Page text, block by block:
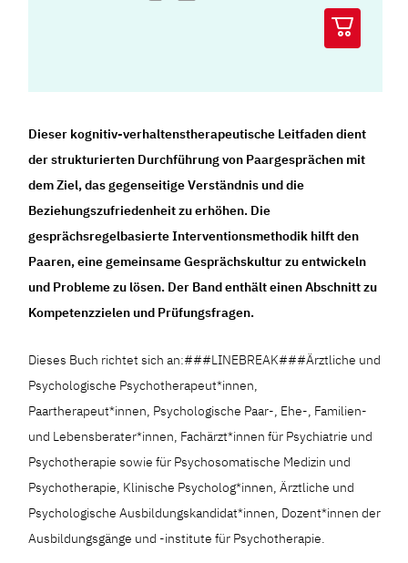
Dieser kognitiv-verhaltenstherapeutische Leitfaden dient
der strukturierten Durchführung von Paargesprächen mit
dem Ziel, das gegenseitige Verständnis und die
Beziehungszufriedenheit zu erhöhen. Die
gesprächsregelbasierte Interventionsmethodik hilft den
Paaren, eine gemeinsame Gesprächskultur zu entwickeln
und Probleme zu lösen. Der Band enthält einen Abschnitt zu
Kompetenzzielen und Prüfungsfragen.
Dieses Buch richtet sich an:###LINEBREAK###Ärztliche und
Psychologische Psychotherapeut*innen,
Paartherapeut*innen, Psychologische Paar-, Ehe-, Familien-
und Lebensberater*innen, Fachärzt*innen für Psychiatrie und
Psychotherapie sowie für Psychosomatische Medizin und
Psychotherapie, Klinische Psycholog*innen, Ärztliche und
Psychologische Ausbildungskandidat*innen, Dozent*innen der
Ausbildungsgänge und -institute für Psychotherapie.